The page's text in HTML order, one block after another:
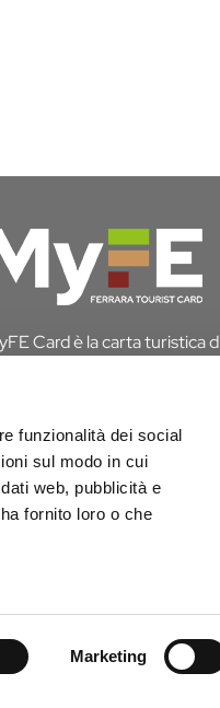
funzionalità dei social
sul modo in cui
web, pubblicità e
fornito loro o che
Marketing
Card è la carta turistica
diritto all’esenzione
SCOPRI MYFE CARD